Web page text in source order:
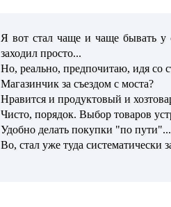
Я вот стал чаще и чаще бывать у
заходил просто...
Но, реально, предпочитаю, идя со
Магазинчик за съездом с моста?
Нравится и продуктовый и
Чисто, порядок. Выбор товаров
Удобно делать покупки "по пути"...
Во, стал уже туда систематически